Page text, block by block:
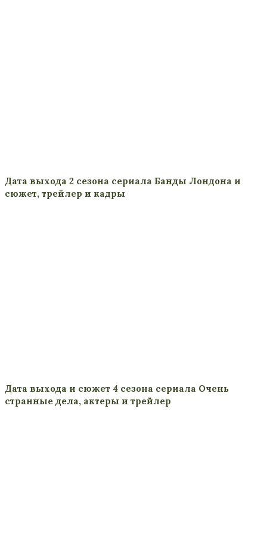
Дата выхода 2 сезона сериала Банды Лондона и
сюжет, трейлер и кадры
Дата выхода и сюжет 4 сезона сериала Очень
странные дела, актеры и трейлер